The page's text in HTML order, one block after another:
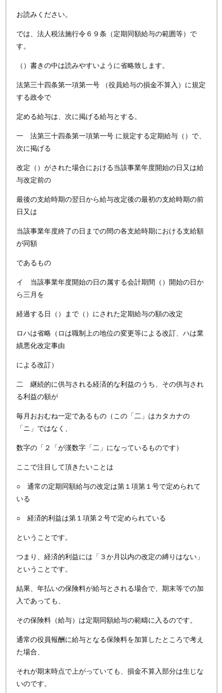
お読みください。
では、法人税法施行令６９条（定期同額給与の範囲等）で
す。
（）書きの中は読みやすいように省略致します。
法第三十四条第一項第一号 （役員給与の損金不算入）に規定
する政令で
定める給与は、次に掲げる給与とする。
一 法第三十四条第一項第一号 に規定する定期給与（）で、
次に掲げる
改定（）がされた場合における当該事業年度開始の日又は給
与改定前の
最後の支給時期の翌日から給与改定後の最初の支給時期の前
日又は
当該事業年度終了の日までの間の各支給時期における支給額
が同額
であるもの
イ 当該事業年度開始の日の属する会計期間（）開始の日か
ら三月を
経過する日（）まで（）にされた定期給与の額の改定
ロハは省略（ロは職制上の地位の変更等による改訂、ハは業
績悪化改定事由
による改訂）
二 継続的に供与される経済的な利益のうち、その供与され
る利益の額が
毎月おおむね一定であるもの（この「二」はカタカナの
「ニ」ではなく、
数字の「２「が漢数字「二」になっているものです）
ここで注目して頂きたいことは
○ 通常の定期同額給与の改定は第１項第１号で定められて
いる
○ 経済的利益は第１項第２号で定められている
ということです。
つまり、経済的利益には「３か月以内の改定の縛りはない」
ということです。
結果、年払いの保険料が給与とされる場合で、期末等での加
入であっても、
その保険料（給与）は定期同額給与の範疇に入るのです。
通常の役員報酬に給与となる保険料を加算したところで考え
た場合、
それが期末時点で上がっていても、損金不算入部分は生じな
いのです。